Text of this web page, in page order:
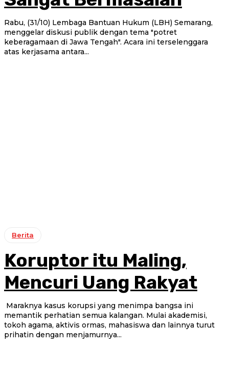
Rabu, (31/10) Lembaga Bantuan Hukum (LBH) Semarang,
menggelar diskusi publik dengan tema "potret
keberagamaan di Jawa Tengah". Acara ini terselenggara
atas kerjasama antara...
Berita
Koruptor itu Maling,
Mencuri Uang Rakyat
Maraknya kasus korupsi yang menimpa bangsa ini
memantik perhatian semua kalangan. Mulai akademisi,
tokoh agama, aktivis ormas, mahasiswa dan lainnya turut
prihatin dengan menjamurnya...